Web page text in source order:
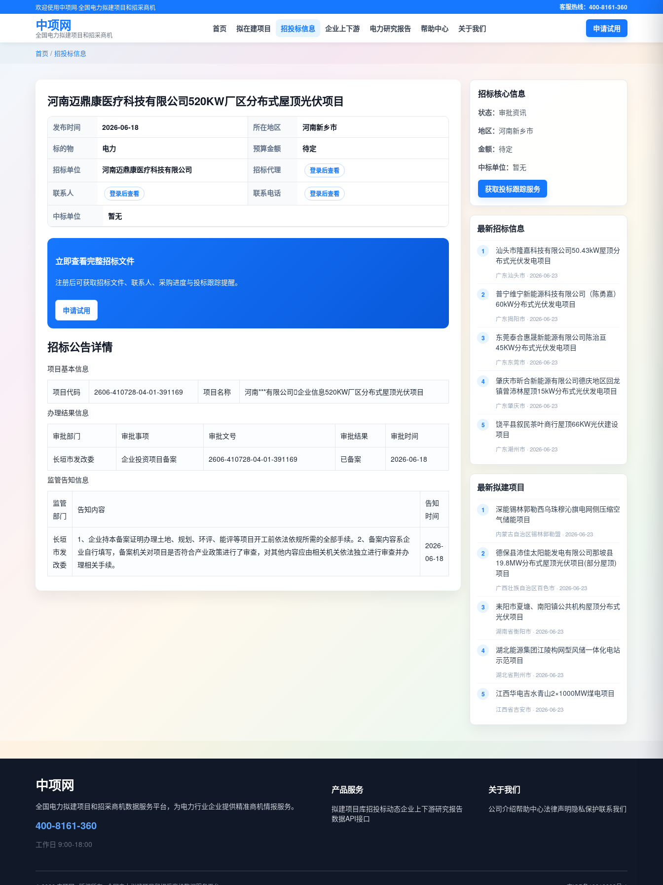
欢迎使用中项网·全国电力拟建项目和招采商机 客服热线：400-8161-360
中项网
全国电力拟建项目和招采商机
首页 拟在建项目 招投标信息 企业上下游 电力研究报告 帮助中心 关于我们 申请试用
首页 / 招投标信息
河南迈鼎康医疗科技有限公司520KW厂区分布式屋顶光伏项目
发布时间 2026-06-18 所在地区 河南新乡市
标的物 电力 预算金额 待定
招标单位 河南迈鼎康医疗科技有限公司 招标代理 登录后查看
联系人 登录后查看 联系电话 登录后查看
中标单位 暂无
立即查看完整招标文件
注册后可获取招标文件、联系人、采购进度与投标跟踪提醒。
申请试用
招标公告详情
项目基本信息
项目代码 2606-410728-04-01-391169 项目名称 河南***有限公司企业信息520KW厂区分布式屋顶光伏项目
办理结果信息
审批部门 审批事项 审批文号 审批结果 审批时间
长垣市发改委 企业投资项目备案 2606-410728-04-01-391169 已备案 2026-06-18
监管告知信息
监管
部门
告知内容
告知
时间
长垣
市发
改委
1、企业持本备案证明办理土地、规划、环评、能评等项目开工前依法依规所需的全部手续。2、备案内容系企
业自行填写，备案机关对项目是否符合产业政策进行了审查，对其他内容应由相关机关依法独立进行审查并办
理相关手续。
2026-
06-18
招标核心信息
状态： 审批资讯
地区： 河南新乡市
金额： 待定
中标单位： 暂无
获取投标跟踪服务
最新招标信息
1
汕头市隆嘉科技有限公司50.43kW屋顶分
布式光伏发电项目
广东汕头市 · 2026-06-23
2
普宁维宁新能源科技有限公司（陈勇嘉）
60kW分布式光伏发电项目
广东揭阳市 · 2026-06-23
3
东莞泰合惠晟新能源有限公司陈治亘
45KW分布式光伏发电项目
广东东莞市 · 2026-06-23
4
肇庆市昕合新能源有限公司德庆地区回龙
镇曾沛林屋顶15kW分布式光伏发电项目
广东肇庆市 · 2026-06-23
5
饶平县叙民茶叶商行屋顶66KW光伏建设
项目
广东潮州市 · 2026-06-23
最新拟建项目
1
深能锡林郭勒西乌珠穆沁旗电网侧压缩空
气储能项目
内蒙古自治区锡林郭勒盟 · 2026-06-23
2
德保县沛佳太阳能发电有限公司那坡县
19.8MW分布式屋顶光伏项目(部分屋顶)
项目
广西壮族自治区百色市 · 2026-06-23
3
耒阳市夏塘、南阳镇公共机构屋顶分布式
光伏项目
湖南省衡阳市 · 2026-06-23
4
湖北能源集团江陵构网型风储一体化电站
示范项目
湖北省荆州市 · 2026-06-23
5 江西华电吉水青山2×1000MW煤电项目
江西省吉安市 · 2026-06-23
中项网
全国电力拟建项目和招采商机数据服务平台，为电力行业企业提供精准商机情报服务。
400-8161-360
工作日 9:00-18:00
产品服务
拟建项目库招投标动态企业上下游研究报告
数据API接口
关于我们
公司介绍帮助中心法律声明隐私保护联系我们